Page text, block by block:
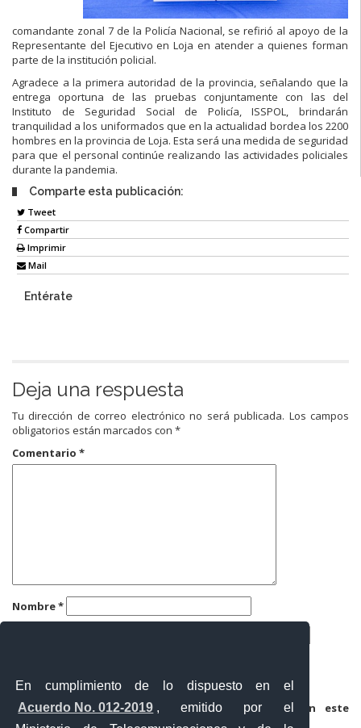
En cumplimiento de lo dispuesto en el
Acuerdo No. 012-2019 , emitido por el
comandante zonal 7 de la Policía Nacional, se refirió al apoyo de la
Representante del Ejecutivo en Loja en atender a quienes forman
parte de la institución policial.
Agradece a la primera autoridad de la provincia, señalando que la
entrega oportuna de las pruebas conjuntamente con las del
Instituto de Seguridad Social de Policía, ISSPOL, brindarán
tranquilidad a los uniformados que en la actualidad bordea los 2200
hombres en la provincia de Loja. Esta será una medida de seguridad
para que el personal continúe realizando las actividades policiales
durante la pandemia.
Comparte esta publicación:
Tweet
Compartir
Imprimir
Mail
Entérate
Deja una respuesta
Tu dirección de correo electrónico no será publicada. Los campos
obligatorios están marcados con *
Comentario *
Nombre*
Guarda mi nombre, correo electrónico y web en este
navegador para la próxima vez que comente.